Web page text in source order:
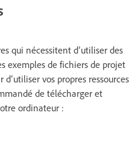
qui nécessitent d’utiliser des
exemples de fichiers de projet
vos propres ressources
de télécharger et
ordinateur :